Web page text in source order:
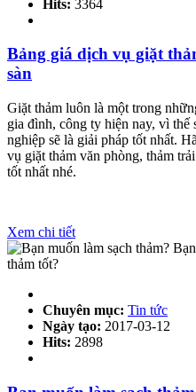
Hits: 3364
Bảng giá dịch vụ giặt
sàn
Giặt thảm luôn là một trong
gia đình, công ty hiện nay, vì
nghiệp sẽ là giải pháp tốt nhất.
vụ giặt thảm văn phòng, thảm
tốt nhất nhé.
Xem chi tiết
Chuyên mục: Tin tức
Ngày tạo: 2017-03-12
Hits: 2898